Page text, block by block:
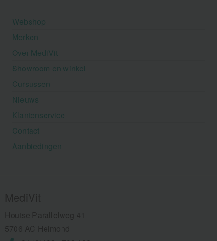
Webshop
Merken
Over MediVit
Showroom en winkel
Cursussen
Nieuws
Klantenservice
Contact
Aanbiedingen